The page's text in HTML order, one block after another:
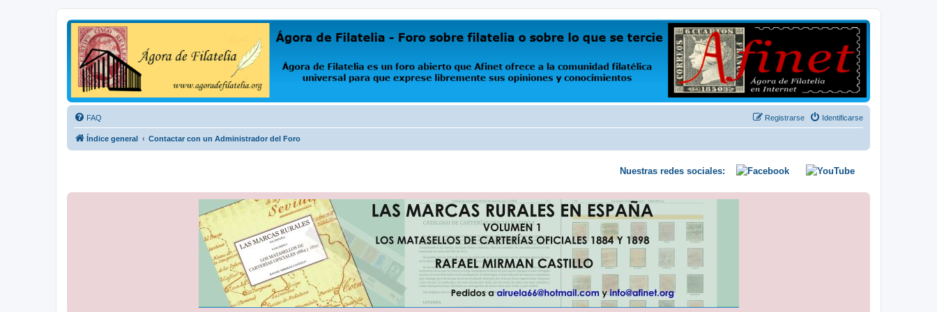
Ágora de Filatelia
Foro sobre filatelia o sobre lo que se tercie. Ágora de Filatelia es un foro abierto que Afinet ofrece a la comunidad filatélica universal para que exprese libremente sus opiniones y conocimientos
FAQ Identificarse
Registrarse
Índice general Contactar con un Administrador del Foro
Nuestras redes sociales: